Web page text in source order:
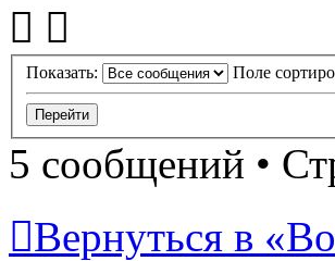
Показать: Поле
5 сообщений •
Вернуться в